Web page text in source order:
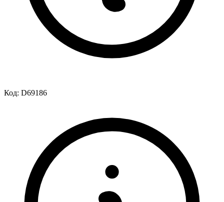
Код: D69186